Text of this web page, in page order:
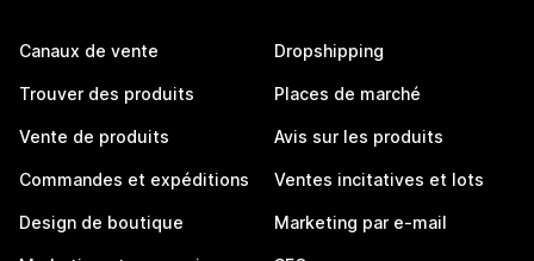
Canaux de vente
Trouver des produits
Vente de produits
Commandes et expéditions
Design de boutique
Dropshipping
Places de marché
Avis sur les produits
Ventes incitatives et lots
Marketing par e-mail